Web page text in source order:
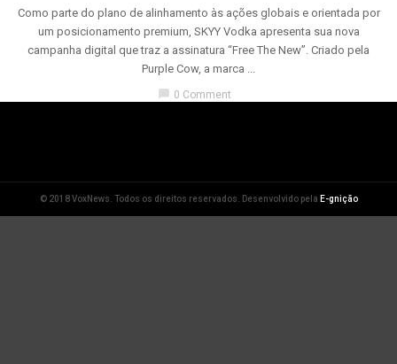
Como parte do plano de alinhamento às ações globais e orientada por
um posicionamento premium, SKYY Vodka apresenta sua nova
campanha digital que traz a assinatura “Free The New”. Criado pela
Purple Cow, a marca ...
0 Comment
© 2018 VoxNews. Todos os direitos reservados. Desenvolvido pela E-gnição